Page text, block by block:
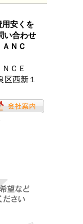
安くを
ＮＣ
ＮＣＥ
西新１